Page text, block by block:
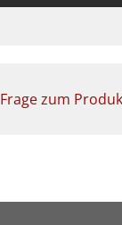
Frage zum